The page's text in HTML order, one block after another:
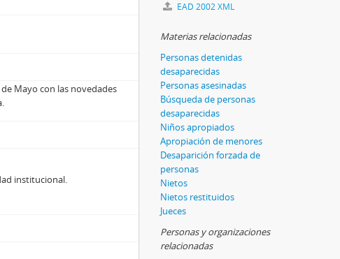
Mayo con las novedades
institucional.
EAD 2002 XML
Materias relacionadas
Personas detenidas
desaparecidas
Personas asesinadas
Búsqueda de personas
desaparecidas
Niños apropiados
Apropiación de menores
Desaparición forzada de
personas
Nietos
Nietos restituidos
Jueces
Personas y organizaciones
relacionadas